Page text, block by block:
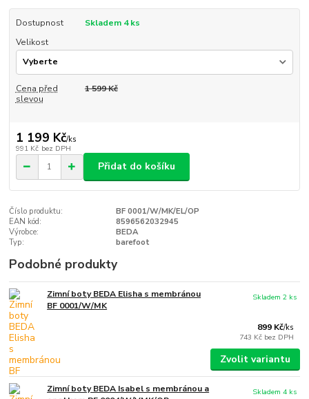
Dostupnost
Skladem 4 ks
Velikost
Cena před
slevou
1 599 Kč
1 199 Kč/ks
991 Kč bez DPH
Přidat do košíku
Číslo produktu:
BF 0001/W/MK/EL/OP
EAN kód:
8596562032945
Výrobce:
BEDA
Typ:
barefoot
Podobné produkty
Zimní boty BEDA Elisha s membránou
BF 0001/W/MK
899 Kč/ks
743 Kč bez DPH
Skladem 2 ks
Zvolit variantu
Zimní boty BEDA Isabel s membránou a
Skladem 4 ks